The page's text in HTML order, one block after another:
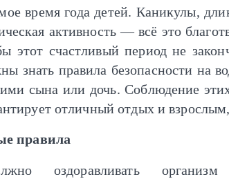
время года детей. Каникулы,
активность — всё это
этот счастливый период не
знать правила безопасности на
сына или дочь. Соблюдение
отличный отдых и
правила
оздоравливать